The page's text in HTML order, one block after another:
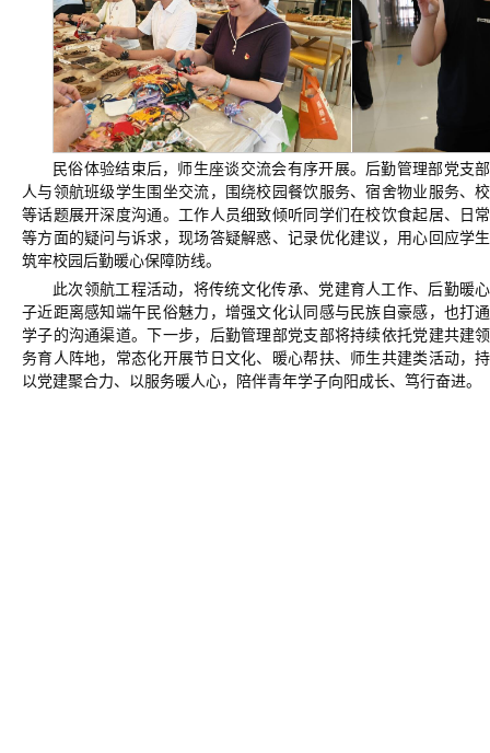
民俗体验结束后，师生座谈交流会有序开展。后勤管理部党支
人与领航班级学生围坐交流，围绕校园餐饮服务、宿舍物业服务、
等话题展开深度沟通。工作人员细致倾听同学们在校饮食起居、日
等方面的疑问与诉求，现场答疑解惑、记录优化建议，用心回应学
筑牢校园后勤暖心保障防线。
此次领航工程活动，将传统文化传承、党建育人工作、后勤暖
子近距离感知端午民俗魅力，增强文化认同感与民族自豪感，也打
学子的沟通渠道。下一步，后勤管理部党支部将持续依托党建共建
务育人阵地，常态化开展节日文化、暖心帮扶、师生共建类活动，
以党建聚合力、以服务暖人心，陪伴青年学子向阳成长、笃行奋进。